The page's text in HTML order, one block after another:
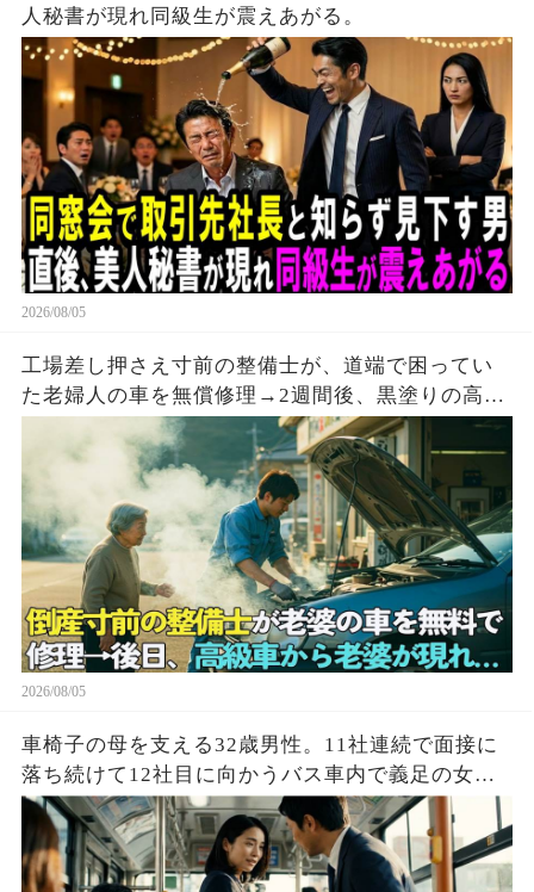
人秘書が現れ同級生が震えあがる。
2026/08/05
工場差し押さえ寸前の整備士が、道端で困ってい
た老婦人の車を無償修理→2週間後、黒塗りの高級
2026/08/05
車椅子の母を支える32歳男性。11社連続で面接に
落ち続けて12社目に向かうバス車内で義足の女性
を助けた結果…